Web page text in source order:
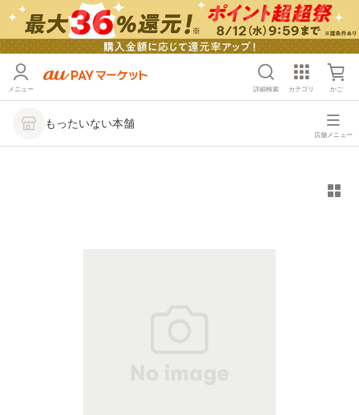
メニュー 詳細検索 カテゴリ かご
もったいない本舗
店舗メニュー